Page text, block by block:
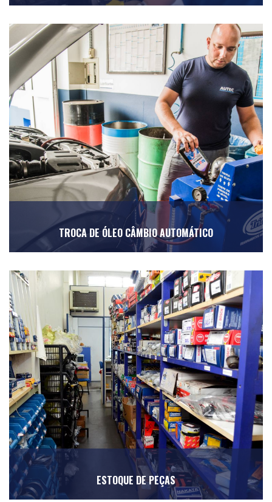
TROCA DE ÓLEO CÂMBIO AUTOMÁTICO
ESTOQUE DE PEÇAS